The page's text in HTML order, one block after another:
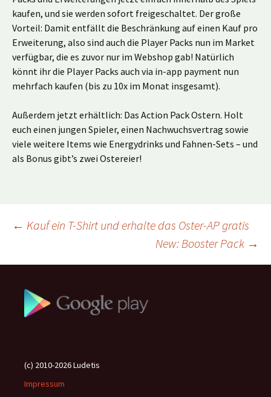
kaufen, und sie werden sofort freigeschaltet. Der große
Vorteil: Damit entfällt die Beschränkung auf einen Kauf pro
Erweiterung, also sind auch die Player Packs nun im Market
verfügbar, die es zuvor nur im Webshop gab! Natürlich
könnt ihr die Player Packs auch via in-app payment nun
mehrfach kaufen (bis zu 10x im Monat insgesamt).
Außerdem jetzt erhältlich: Das Action Pack Ostern. Holt
euch einen jungen Spieler, einen Nachwuchsvertrag sowie
viele weitere Items wie Energydrinks und Fahnen-Sets – und
als Bonus gibt’s zwei Ostereier!
Beitragsnavigation
← Kauf ein T-Shirt und erhalte das Oster-AP gratis
New: Booster Pack →
(c) 2010-2026 Ludetis
Impressum